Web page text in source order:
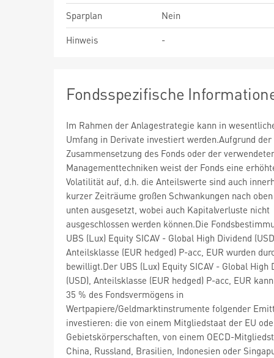
Sparplan
Nein
Hinweis
-
Fondsspezifische
Im Rahmen der Anlagestrategie kann in
Umfang in Derivate investiert werden.Aufgrund der
Zusammensetzung des Fonds oder der
Managementtechniken weist der Fonds eine
Volatilität auf, d.h. die Anteilswerte sind auch
kurzer Zeiträume großen Schwankungen nach
unten ausgesetzt, wobei auch Kapitalverluste nicht
ausgeschlossen werden können.Die
UBS (Lux) Equity SICAV - Global High Dividend
Anteilsklasse (EUR hedged) P-acc, EUR wurden
bewilligt.Der UBS (Lux) Equity SICAV - Global High
(USD), Anteilsklasse (EUR hedged) P-acc, EUR
35 % des Fondsvermögens in
Wertpapiere/Geldmarktinstrumente folgender
investieren: die von einem Mitgliedstaat der EU
Gebietskörperschaften, von einem OECD-
China, Russland, Brasilien, Indonesien oder